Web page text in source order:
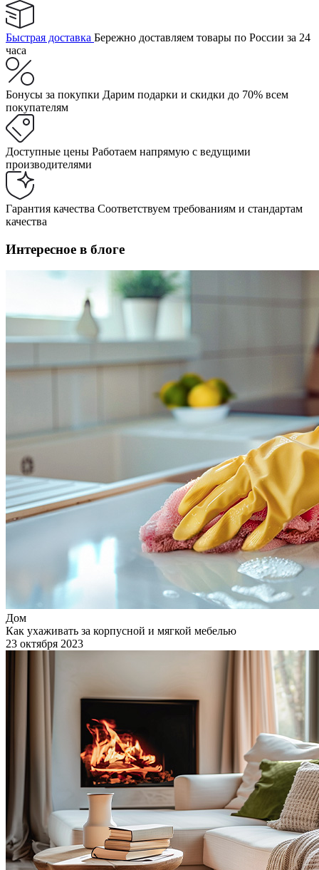
Быстрая доставка Бережно доставляем товары по России за 24
часа
Бонусы за покупки Дарим подарки и скидки до 70% всем
покупателям
Доступные цены Работаем напрямую с ведущими
производителями
Гарантия качества Соответствуем требованиям и стандартам
качества
Интересное в блоге
Дом
Как ухаживать за корпусной и мягкой мебелью
23 октября 2023